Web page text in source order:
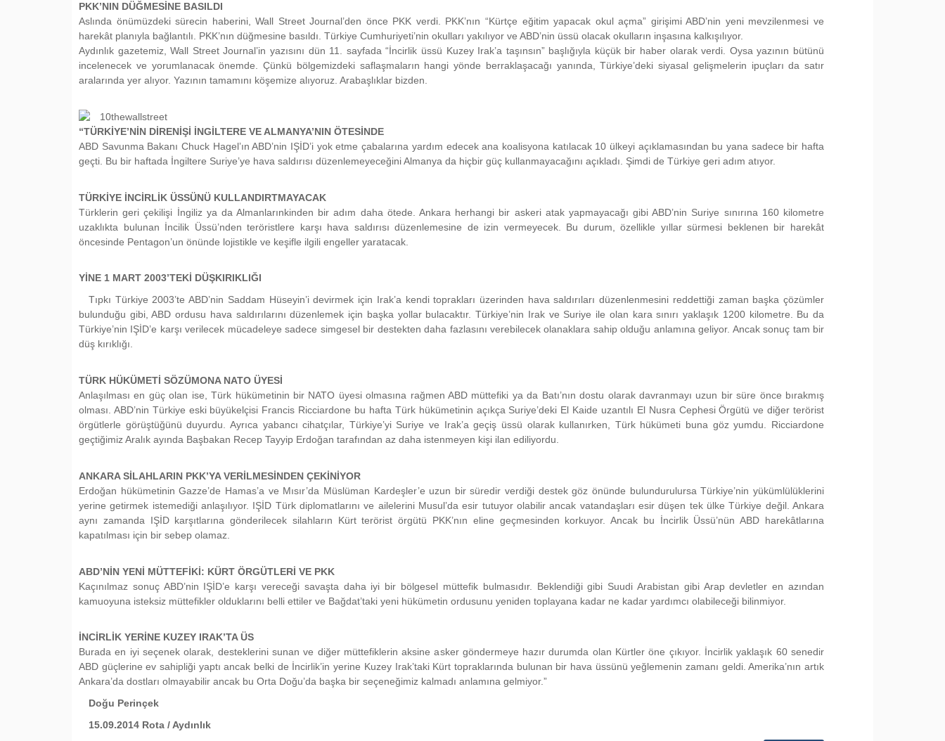
PKK’NIN DÜĞMESİNE BASILDI
Aslında önümüzdeki sürecin haberini, Wall Street Journal’den önce PKK verdi. PKK’nın “Kürtçe eğitim yapacak okul açma” girişimi ABD’nin yeni mevzilenmesi ve
harekât planıyla bağlantılı. PKK’nın düğmesine basıldı. Türkiye Cumhuriyeti’nin okulları yakılıyor ve ABD’nin üssü olacak okulların inşasına kalkışılıyor.
Aydınlık gazetemiz, Wall Street Journal’in yazısını dün 11. sayfada “İncirlik üssü Kuzey Irak’a taşınsın” başlığıyla küçük bir haber olarak verdi. Oysa yazının bütünü
incelenecek ve yorumlanacak önemde. Çünkü bölgemizdeki saflaşmaların hangi yönde berraklaşacağı yanında, Türkiye’deki siyasal gelişmelerin ipuçları da satır
aralarında yer alıyor. Yazının tamamını köşemize alıyoruz. Arabaşlıklar bizden.
“TÜRKİYE’NİN DİRENİŞİ İNGİLTERE VE ALMANYA’NIN ÖTESİNDE
ABD Savunma Bakanı Chuck Hagel’ın ABD’nin IŞİD’i yok etme çabalarına yardım edecek ana koalisyona katılacak 10 ülkeyi açıklamasından bu yana sadece bir hafta
geçti. Bu bir haftada İngiltere Suriye’ye hava saldırısı düzenlemeyeceğini Almanya da hiçbir güç kullanmayacağını açıkladı. Şimdi de Türkiye geri adım atıyor.
TÜRKİYE İNCİRLİK ÜSSÜNÜ KULLANDIRTMAYACAK
Türklerin geri çekilişi İngiliz ya da Almanlarınkinden bir adım daha ötede. Ankara herhangi bir askeri atak yapmayacağı gibi ABD’nin Suriye sınırına 160 kilometre
uzaklıkta bulunan İncilik Üssü’nden teröristlere karşı hava saldırısı düzenlemesine de izin vermeyecek. Bu durum, özellikle yıllar sürmesi beklenen bir harekât
öncesinde Pentagon’un önünde lojistikle ve keşifle ilgili engeller yaratacak.
YİNE 1 MART 2003’TEKİ DÜŞKIRIKLIĞI
Tıpkı Türkiye 2003’te ABD’nin Saddam Hüseyin’i devirmek için Irak’a kendi toprakları üzerinden hava saldırıları düzenlenmesini reddettiği zaman başka çözümler
bulunduğu gibi, ABD ordusu hava saldırılarını düzenlemek için başka yollar bulacaktır. Türkiye’nin Irak ve Suriye ile olan kara sınırı yaklaşık 1200 kilometre. Bu da
Türkiye’nin IŞİD’e karşı verilecek mücadeleye sadece simgesel bir destekten daha fazlasını verebilecek olanaklara sahip olduğu anlamına geliyor. Ancak sonuç tam bir
düş kırıklığı.
TÜRK HÜKÜMETİ SÖZÜMONA NATO ÜYESİ
Anlaşılması en güç olan ise, Türk hükümetinin bir NATO üyesi olmasına rağmen ABD müttefiki ya da Batı’nın dostu olarak davranmayı uzun bir süre önce bırakmış
olması. ABD’nin Türkiye eski büyükelçisi Francis Ricciardone bu hafta Türk hükümetinin açıkça Suriye’deki El Kaide uzantılı El Nusra Cephesi Örgütü ve diğer terörist
örgütlerle görüştüğünü duyurdu. Ayrıca yabancı cihatçılar, Türkiye’yi Suriye ve Irak’a geçiş üssü olarak kullanırken, Türk hükümeti buna göz yumdu. Ricciardone
geçtiğimiz Aralık ayında Başbakan Recep Tayyip Erdoğan tarafından az daha istenmeyen kişi ilan ediliyordu.
ANKARA SİLAHLARIN PKK’YA VERİLMESİNDEN ÇEKİNİYOR
Erdoğan hükümetinin Gazze’de Hamas’a ve Mısır’da Müslüman Kardeşler’e uzun bir süredir verdiği destek göz önünde bulundurulursa Türkiye’nin yükümlülüklerini
yerine getirmek istemediği anlaşılıyor. IŞİD Türk diplomatlarını ve ailelerini Musul’da esir tutuyor olabilir ancak vatandaşları esir düşen tek ülke Türkiye değil. Ankara
aynı zamanda IŞİD karşıtlarına gönderilecek silahların Kürt terörist örgütü PKK’nın eline geçmesinden korkuyor. Ancak bu İncirlik Üssü’nün ABD harekâtlarına
kapatılması için bir sebep olamaz.
ABD’NİN YENİ MÜTTEFİKİ: KÜRT ÖRGÜTLERİ VE PKK
Kaçınılmaz sonuç ABD’nin IŞİD’e karşı vereceği savaşta daha iyi bir bölgesel müttefik bulmasıdır. Beklendiği gibi Suudi Arabistan gibi Arap devletler en azından
kamuoyuna isteksiz müttefikler olduklarını belli ettiler ve Bağdat’taki yeni hükümetin ordusunu yeniden toplayana kadar ne kadar yardımcı olabileceği bilinmiyor.
İNCİRLİK YERİNE KUZEY IRAK’TA ÜS
Burada en iyi seçenek olarak, desteklerini sunan ve diğer müttefiklerin aksine asker göndermeye hazır durumda olan Kürtler öne çıkıyor. İncirlik yaklaşık 60 senedir
ABD güçlerine ev sahipliği yaptı ancak belki de İncirlik’in yerine Kuzey Irak’taki Kürt topraklarında bulunan bir hava üssünü yeğlemenin zamanı geldi. Amerika’nın artık
Ankara’da dostları olmayabilir ancak bu Orta Doğu’da başka bir seçeneğimiz kalmadı anlamına gelmiyor.”
Doğu Perinçek
15.09.2014 Rota / Aydınlık